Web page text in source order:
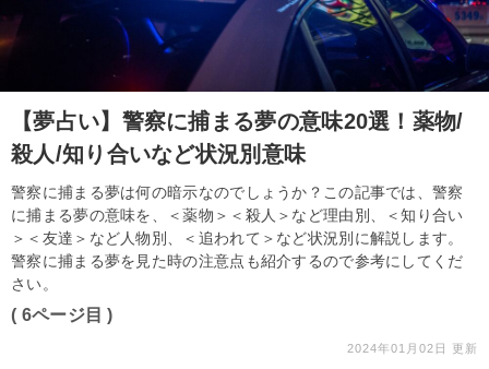
【夢占い】警察に捕まる夢の意味20選！薬物/
殺人/知り合いなど状況別意味
警察に捕まる夢は何の暗示なのでしょうか？この記事では、警察
に捕まる夢の意味を、＜薬物＞＜殺人＞など理由別、＜知り合い
＞＜友達＞など人物別、＜追われて＞など状況別に解説します。
警察に捕まる夢を見た時の注意点も紹介するので参考にしてくだ
さい。
( 6ページ目 )
2024年01月02日 更新